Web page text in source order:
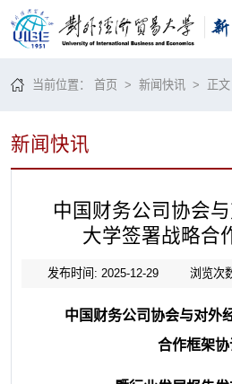
当前位置：首页 >新闻快讯 > 正文
新闻快讯
中国财务公司协会
大学签署战略合
发布时间: 2025-12-29 浏览次
中国财务公司协会与对外
合作框架协